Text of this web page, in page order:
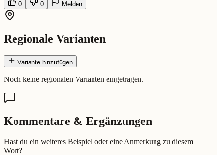
0
0 Melden
Regionale Varianten
Variante hinzufügen
Noch keine regionalen Varianten eingetragen.
Kommentare & Ergänzungen
Hast du ein weiteres Beispiel oder eine Anmerkung zu diesem
Wort?